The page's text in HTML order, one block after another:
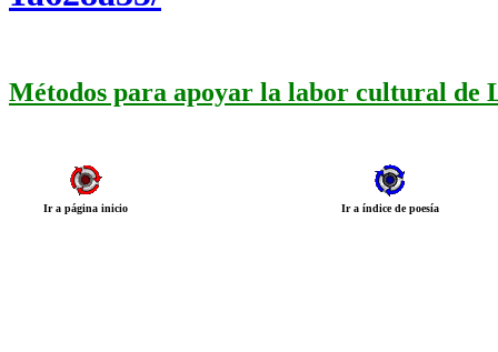
Métodos para apoyar la labor cultural de
Ir a página inicio Ir a índice de poesía